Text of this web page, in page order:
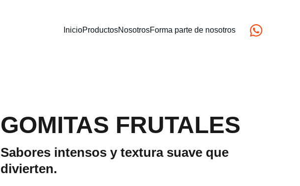
InicioProductosNosotrosForma parte de nosotros
GOMITAS FRUTALES
Sabores intensos y textura suave que
divierten.